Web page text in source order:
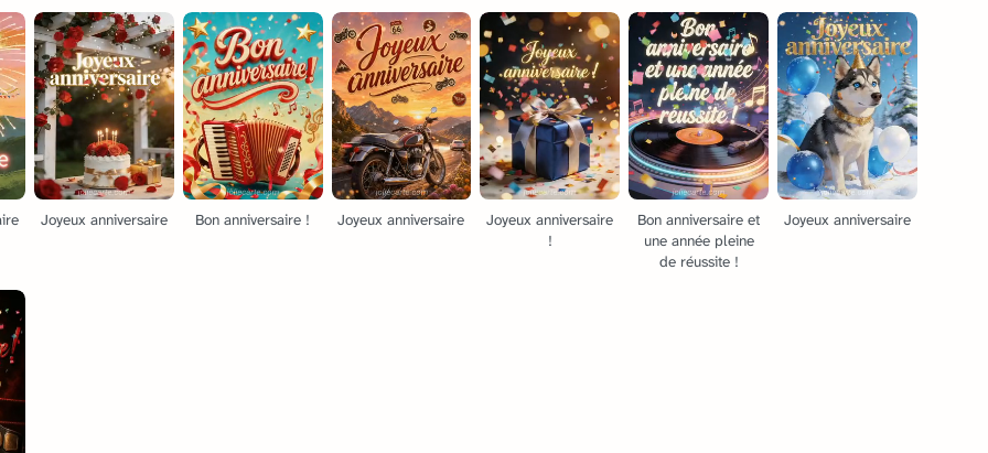
Joyeux anniversaire Bon anniversaire ! Joyeux anniversaire
Joyeux anniversaire
!
Bon anniversaire et
une année pleine
de réussite !
Joyeux anniversaire